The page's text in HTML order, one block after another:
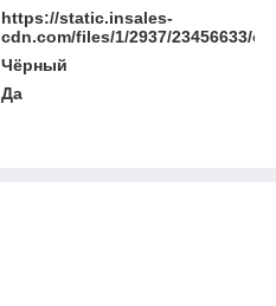
https://static.insales-
cdn.com/files/1/2937/23456633/
Чёрный
Да